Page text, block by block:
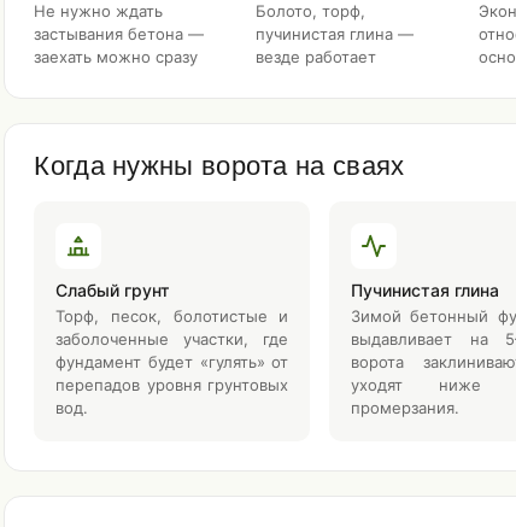
Не нужно ждать
застывания бетона —
заехать можно сразу
Болото, торф,
пучинистая глина —
везде работает
Когда нужны ворота на сваях
Слабый грунт
Торф, песок, болотистые и
заболоченные участки, где
фундамент будет «гулять» от
перепадов уровня грунтовых
вод.
Пучинистая глина
Зимой бетонный
выдавливает на
ворота
уходят ниже
промерзания.